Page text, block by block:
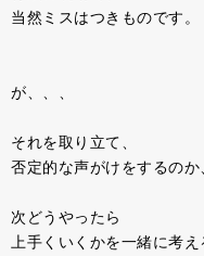
当然ミスはつきものです。
が、、、
それを取り立て、
否定的な声がけをするのか
次どうやったら
上手くいくかを一緒に考え